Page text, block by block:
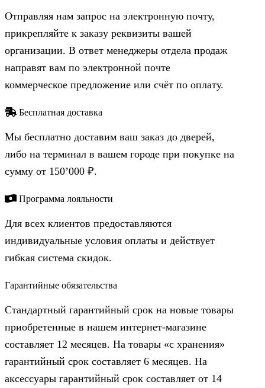
Отправляя нам запрос на электронную почту,
прикрепляйте к заказу реквизиты вашей
организации. В ответ менеджеры отдела продаж
направят вам по электронной почте
коммерческое предложение или счёт по оплату.
Бесплатная доставка
Мы бесплатно доставим ваш заказ до дверей,
либо на терминал в вашем городе при покупке на
сумму от 150’000 ₽.
Программа лояльности
Для всех клиентов предоставляются
индивидуальные условия оплаты и действует
гибкая система скидок.
Гарантийные обязательства
Стандартный гарантийный срок на новые товары
приобретенные в нашем интернет-магазине
составляет 12 месяцев. На товары «с хранения»
гарантийный срок составляет 6 месяцев. На
аксессуары гарантийный срок составляет от 14